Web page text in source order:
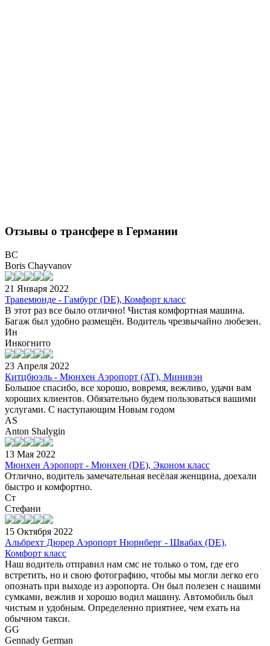
Отзывы о трансфере в Германии
BC
Boris Chayvanov
21 Января 2022
Травемюнде - Гамбург (DE), Комфорт класс
В этот раз все было отлично! Чистая комфортная машина.
Багаж был удобно размещён. Водитель чрезвычайно любезен.
Ин
Инкогнито
23 Апреля 2022
Китцбюэль - Мюнхен Аэропорт (AT), Минивэн
Большое спасибо, все хорошо, вовремя, вежливо, удачи вам
хороших клиентов. Обязательно будем пользоваться вашими
услугами. С наступающим Новым годом
AS
Anton Shalygin
13 Мая 2022
Мюнхен Аэропорт - Мюнхен (DE), Эконом класс
Отлично, водитель замечательная весёлая женщина, доехали
быстро и комфортно.
Ст
Стефани
15 Октября 2022
Альбрехт Дюрер Аэропорт Нюрнберг - Швабах (DE),
Комфорт класс
Наш водитель отправил нам смс не только о том, где его
встретить, но и свою фотографию, чтобы мы могли легко его
опознать при выходе из аэропорта. Он был полезен с нашими
сумками, вежлив и хорошо водил машину. Автомобиль был
чистым и удобным. Определенно приятнее, чем ехать на
обычном такси.
GG
Gennady German